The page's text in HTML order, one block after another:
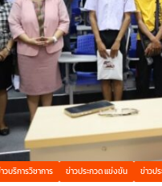
วบริการวิชาการ ข่าวประกวด แข่งขัน ข่าวป